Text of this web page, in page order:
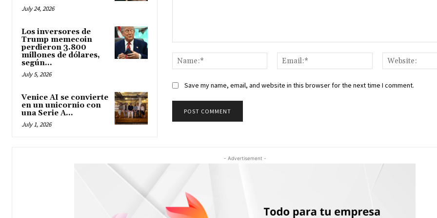
July 24, 2026
Los inversores de
Trump memecoin
perdieron 3.800
millones de dólares,
según...
July 5, 2026
Venice AI se convierte
en un unicornio con
una Serie A...
July 1, 2026
Name:*
Email:*
Save my name, email, and website in this browser for the next time I comment.
- Advertisement -